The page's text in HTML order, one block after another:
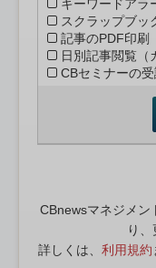
キーワードアラ
スクラップブッ
記事のPDF印刷
日別記事閲覧（
CBセミナーの
CBnewsマネジメン
り
詳しくは、 利用規約